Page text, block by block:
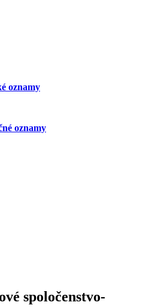
oznamy
oznamy
spoločenstvo-